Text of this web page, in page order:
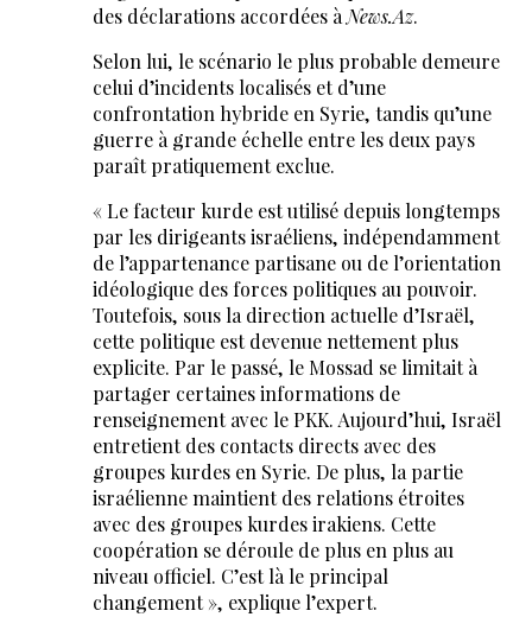
des déclarations accordées àNews.Az.
Selon lui, le scénario le plus probable demeure
celui d’incidents localisés et d’une
confrontation hybride en Syrie, tandis qu’une
guerre à grande échelle entre les deux pays
paraît pratiquement exclue.
« Le facteur kurde est utilisé depuis longtemps
par les dirigeants israéliens, indépendamment
de l’appartenance partisane ou de l’orientation
idéologique des forces politiques au pouvoir.
Toutefois, sous la direction actuelle d’Israël,
cette politique est devenue nettement plus
explicite. Par le passé, le Mossad se limitait à
partager certaines informations de
renseignement avec le PKK. Aujourd’hui, Israël
entretient des contacts directs avec des
groupes kurdes en Syrie. De plus, la partie
israélienne maintient des relations étroites
avec des groupes kurdes irakiens. Cette
coopération se déroule de plus en plus au
niveau officiel. C’est là le principal
changement », explique l’expert.